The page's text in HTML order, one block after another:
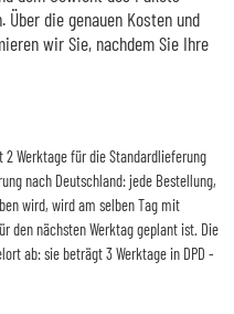
die genauen Kosten und
wir Sie, nachdem Sie Ihre
Werktage für die Standardlieferung
nach Deutschland: jede Bestellung,
wird, wird am selben Tag mit
den nächsten Werktag geplant ist. Die
ab: sie beträgt 3 Werktage in DPD -